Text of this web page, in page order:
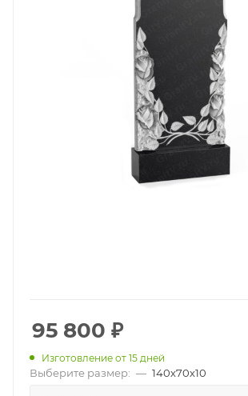
95 800 ₽
Изготовление от 15 дней
Выберите размер: — 140х70х10